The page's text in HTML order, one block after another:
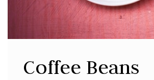
Coffee Beans